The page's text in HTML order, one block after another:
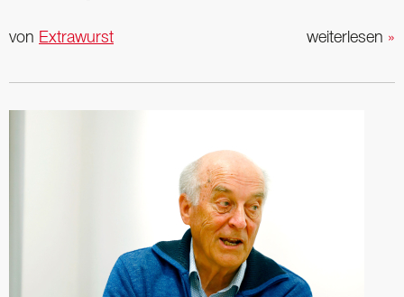
weiterlesen »
von Extrawurst